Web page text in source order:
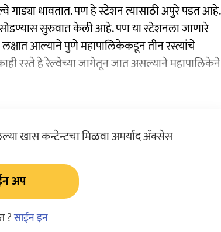
गाड्या धावतात. पण हे स्टेशन त्यासाठी अपुरे पडत आहे.
सुरुवात केली आहे. पण या स्टेशनला जाणारे
आल्याने पुणे महापालिकेकडून तीन रस्त्यांचे
रस्ते हे रेल्वेच्या जागेतून जात असल्याने महापालिकेने
खास कन्टेन्टचा मिळवा अमर्याद ॲक्सेस
अप
?साईन इन